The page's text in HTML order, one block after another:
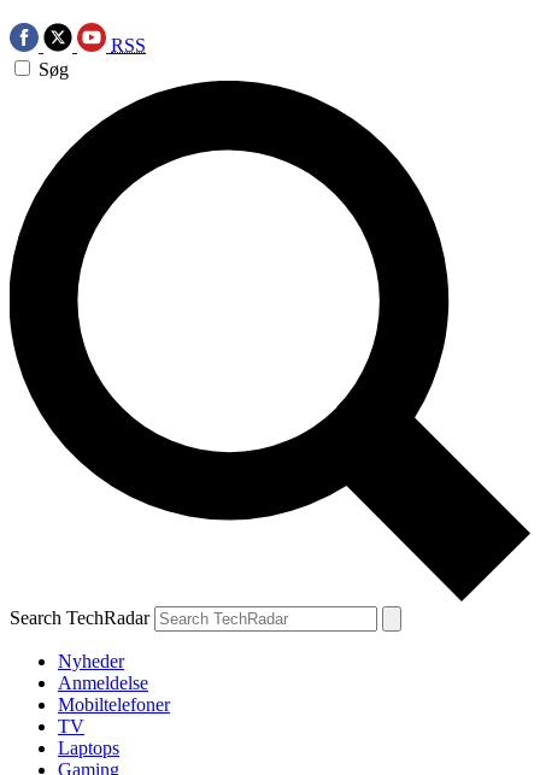
RSS
Søg
Search TechRadar
Nyheder
Anmeldelse
Mobiltelefoner
TV
Laptops
Gaming